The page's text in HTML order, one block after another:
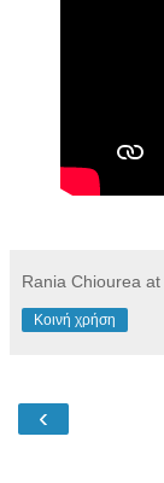
Rania Chiourea at
Κοινή χρήση
‹